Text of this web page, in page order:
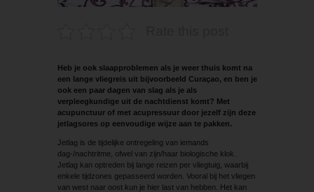
Heb je ook slaapproblemen als je weer thuis komt na
een lange vliegreis uit bijvoorbeeld Curaçao, en ben je
ook een paar dagen van slag als je als
verpleegkundige uit de nachtdienst komt? Met
acupunctuur of met acupressuur door jezelf zijn deze
jetlagsores op eenvoudige wijze aan te pakken.
Jetlag is de tijdelijke ontregeling van iemands
dag-/nachtritme, ofwel van zijn/haar biologische klok.
Jetlag kan optreden bij lange reizen per vliegtuig, waarbij
enkele tijdzones gepasseerd worden. Vooral bij het vliegen
van west naar oost kun je hier last van hebben. Het kan